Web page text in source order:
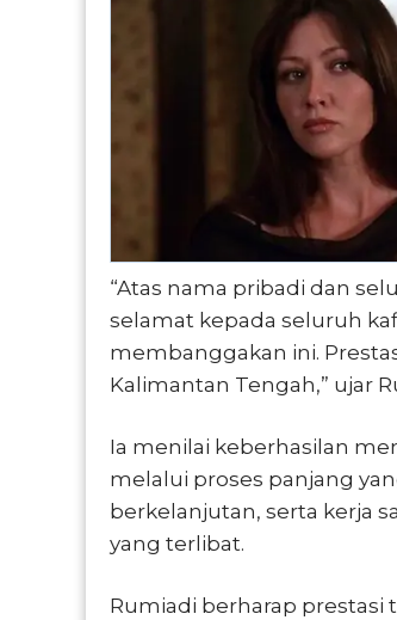
“Atas nama pribadi dan
selamat kepada seluruh
membanggakan ini.
Kalimantan Tengah,” ujar
Ia menilai keberhasilan
melalui proses panjang
berkelanjutan, serta kerja
yang terlibat.
Rumiadi berharap prestasi